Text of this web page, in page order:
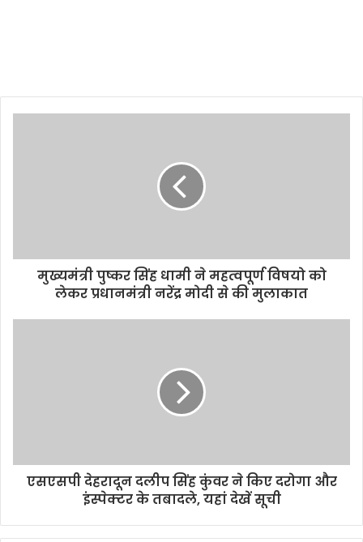
मुख्यमंत्री पुष्कर सिंह धामी ने महत्वपूर्ण विषयो को
लेकर प्रधानमंत्री नरेंद्र मोदी से की मुलाकात
एसएसपी देहरादून दलीप सिंह कुंवर ने किए दरोगा और
इंस्पेक्टर के तबादले, यहां देखें सूची